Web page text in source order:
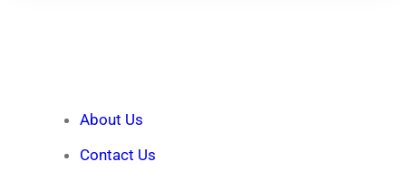
About Us
Contact Us